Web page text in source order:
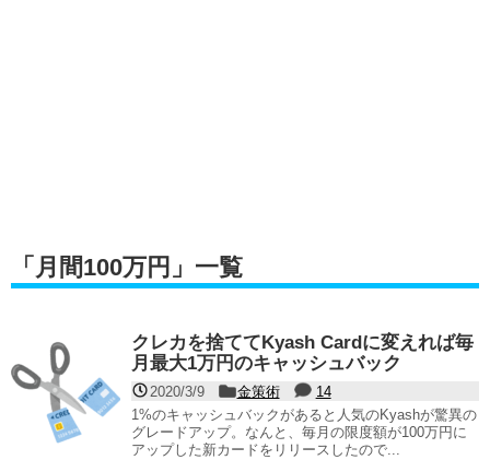
「 月間100万円 」 一覧
クレカを捨ててKyash Cardに変えれば毎
月最大1万円のキャッシュバック
2020/3/9 金策術
14
1%のキャッシュバックがあると人気のKyashが驚異の
グレードアップ。なんと、毎月の限度額が100万円に
アップした新カードをリリースしたので...